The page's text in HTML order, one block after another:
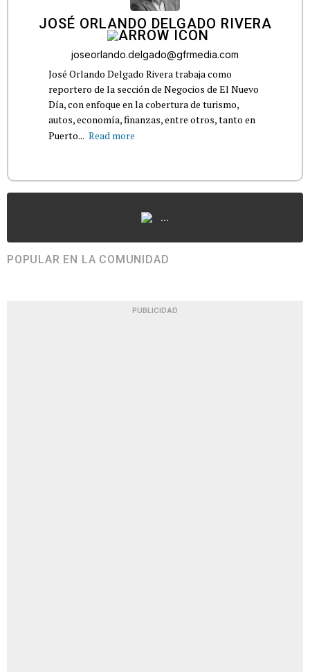
JOSÉ ORLANDO DELGADO RIVERA
joseorlando.delgado@gfrmedia.com
José Orlando Delgado Rivera trabaja como
reportero de la sección de Negocios de El Nuevo
Día, con enfoque en la cobertura de turismo,
autos, economía, finanzas, entre otros, tanto en
Puerto... Read more
...
POPULAR EN LA COMUNIDAD
PUBLICIDAD